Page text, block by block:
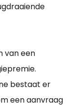
van een
bestaat er
een aanvraag